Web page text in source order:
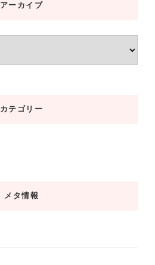
アーカイブ
カテゴリー
メタ情報